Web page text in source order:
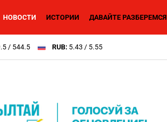
НОВОСТИ ИСТОРИИ ДАВАЙТЕ РАЗБЕРЕМСЯ
/ 544.5 RUB: 5.43 / 5.55